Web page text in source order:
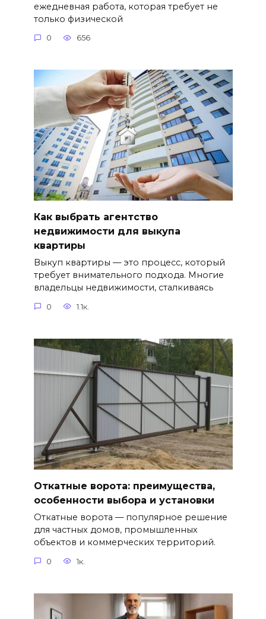
ежедневная работа, которая требует не
только физической
0 656
Как выбрать агентство
недвижимости для выкупа
квартиры
Выкуп квартиры — это процесс, который
требует внимательного подхода. Многие
владельцы недвижимости, сталкиваясь
0 1.1к.
Откатные ворота: преимущества,
особенности выбора и установки
Откатные ворота — популярное решение
для частных домов, промышленных
объектов и коммерческих территорий.
0 1к.